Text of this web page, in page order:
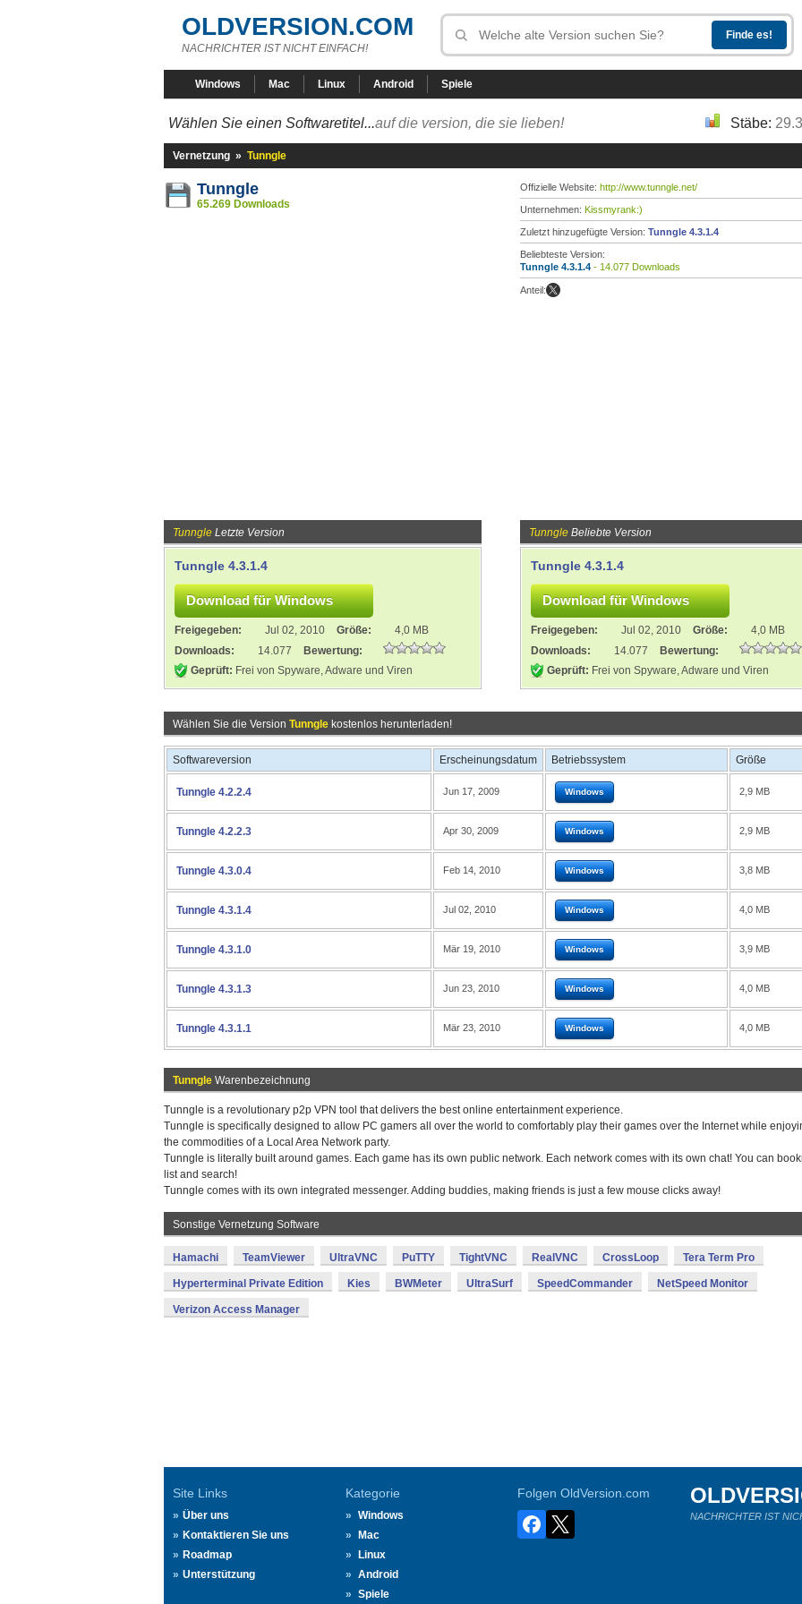
OLDVERSION.COM
NACHRICHTER IST NICHT EINFACH!
Windows Mac Linux Android Spiele
Wählen Sie einen Softwaretitel...auf die version, die sie lieben! Stäbe:
Vernetzung » Tunngle
Tunngle
65.269 Downloads
Offizielle Website: http://www.tunngle.net/
Unternehmen: Kissmyrank:)
Zuletzt hinzugefügte Version: Tunngle 4.3.1.4
Beliebteste Version:
Tunngle 4.3.1.4 - 14.077 Downloads
Anteil:
Tunngle Letzte Version
Tunngle 4.3.1.4
Freigegeben: Jul 02, 2010 Größe:
4,0 MB
Downloads:
14.077
Bewertung:
Geprüft: Frei von Spyware, Adware und Viren
Tunngle Beliebte Version
Tunngle 4.3.1.4
Freigegeben: Jul 02, 2010 Größe:
4,0 MB
Downloads:
14.077
Bewertung:
Geprüft: Frei von Spyware, Adware und Viren
Wählen Sie die Version Tunngle kostenlos herunterladen!
Softwareversion Erscheinungsdatum Betriebssystem Größe
Tunngle 4.2.2.4 Jun 17, 2009 Windows 2,9 MB
Tunngle 4.2.2.3 Apr 30, 2009 Windows 2,9 MB
Tunngle 4.3.0.4 Feb 14, 2010 Windows 3,8 MB
Tunngle 4.3.1.4 Jul 02, 2010 Windows 4,0 MB
Tunngle 4.3.1.0 Mär 19, 2010 Windows 3,9 MB
Tunngle 4.3.1.3 Jun 23, 2010 Windows 4,0 MB
Tunngle 4.3.1.1 Mär 23, 2010 Windows 4,0 MB
Tunngle Warenbezeichnung
Tunngle is a revolutionary p2p VPN tool that delivers the best online entertainment experience.
Tunngle is specifically designed to allow PC gamers all over the world to comfortably play their games over the Internet while
the commodities of a Local Area Network party.
Tunngle is literally built around games. Each game has its own public network. Each network comes with its own chat! You can
list and search!
Tunngle comes with its own integrated messenger. Adding buddies, making friends is just a few mouse clicks away!
Sonstige Vernetzung Software
Hamachi TeamViewer UltraVNC PuTTY TightVNC RealVNC CrossLoop Tera Term Pro
Hyperterminal Private Edition Kies BWMeter UltraSurf SpeedCommander NetSpeed Monitor
Verizon Access Manager
Site Links
Über uns
Kontaktieren Sie uns
Roadmap
Unterstützung
Kategorie
Windows
Mac
Linux
Android
Spiele
Folgen OldVersion.com
NACHRICHTER IST